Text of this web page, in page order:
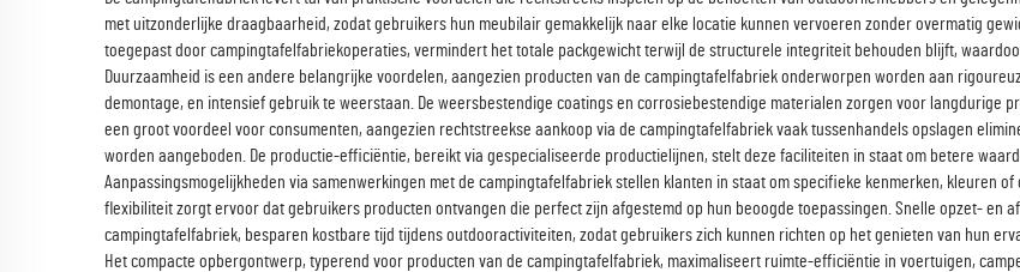
met uitzonderlijke draagbaarheid, zodat gebruikers hun meubilair gemakkelijk naar elke locatie kunnen vervoeren zonder overmatig
toegepast door campingtafelfabriekoperaties, vermindert het totale packgewicht terwijl de structurele integriteit behouden blijft,
Duurzaamheid is een andere belangrijke voordelen, aangezien producten van de campingtafelfabriek onderworpen worden aan
demontage, en intensief gebruik te weerstaan. De weersbestendige coatings en corrosiebestendige materialen zorgen voor langdurige
een groot voordeel voor consumenten, aangezien rechtstreekse aankoop via de campingtafelfabriek vaak tussenhandels opslagen
worden aangeboden. De productie-efficiëntie, bereikt via gespecialiseerde productielijnen, stelt deze faciliteiten in staat om betere
Aanpassingsmogelijkheden via samenwerkingen met de campingtafelfabriek stellen klanten in staat om specifieke kenmerken, kleuren
flexibiliteit zorgt ervoor dat gebruikers producten ontvangen die perfect zijn afgestemd op hun beoogde toepassingen. Snelle opzet- en
campingtafelfabriek, besparen kostbare tijd tijdens outdooractiviteiten, zodat gebruikers zich kunnen richten op het genieten van hun
Het compacte opbergontwerp, typerend voor producten van de campingtafelfabriek, maximaliseert ruimte-efficiëntie in voertuigen,